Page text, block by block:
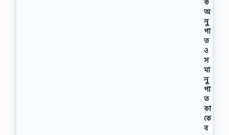
অ
নু
পা
ত
ও
স
মা
নু
পা
ত
কা
কে
ব